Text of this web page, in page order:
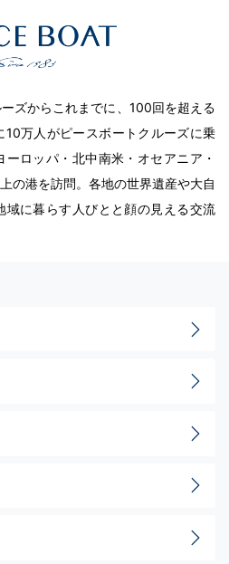
ズからこれまでに、100回を超える
10万人がピースボートクルーズに乗
ロッパ・北中南米・オセアニア・
の港を訪問。各地の世界遺産や大自
域に暮らす人びとと顔の見える交流